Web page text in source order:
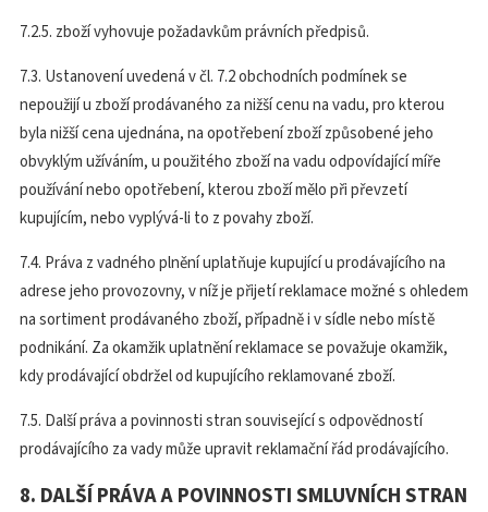
7.2.5. zboží vyhovuje požadavkům právních předpisů.
7.3. Ustanovení uvedená v čl. 7.2 obchodních podmínek se
nepoužijí u zboží prodávaného za nižší cenu na vadu, pro kterou
byla nižší cena ujednána, na opotřebení zboží způsobené jeho
obvyklým užíváním, u použitého zboží na vadu odpovídající míře
používání nebo opotřebení, kterou zboží mělo při převzetí
kupujícím, nebo vyplývá-li to z povahy zboží.
7.4. Práva z vadného plnění uplatňuje kupující u prodávajícího na
adrese jeho provozovny, v níž je přijetí reklamace možné s ohledem
na sortiment prodávaného zboží, případně i v sídle nebo místě
podnikání. Za okamžik uplatnění reklamace se považuje okamžik,
kdy prodávající obdržel od kupujícího reklamované zboží.
7.5. Další práva a povinnosti stran související s odpovědností
prodávajícího za vady může upravit reklamační řád prodávajícího.
8. DALŠÍ PRÁVA A POVINNOSTI SMLUVNÍCH STRAN